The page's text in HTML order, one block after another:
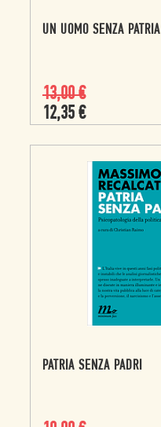
UN UOMO SENZA PATRIA
13,00€
12,35 €
PATRIA SENZA PADRI